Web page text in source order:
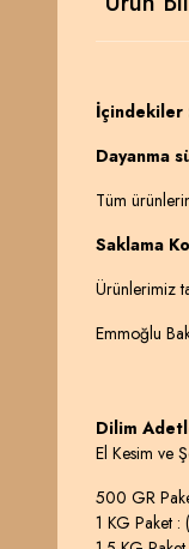
İçindekiler
Dayanma
Tüm
Saklama
Ürünlerimiz
Emmoğlu
Dilim
El Kesim ve
500 GR
1 KG Paket :